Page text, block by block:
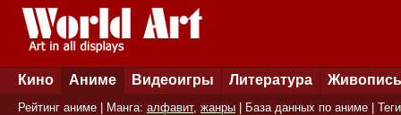
Кино Аниме Видеоигры Литература Живопись
Рейтинг аниме | Манга: алфавит, жанры База данных по аниме Теги